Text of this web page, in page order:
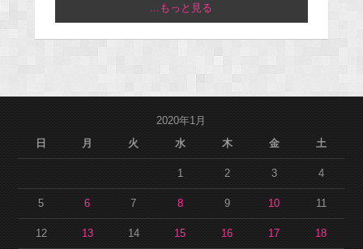
...もっと見る
2020年1月
日
月 火 水 木 金 土
1 2 3 4
5 6 7 8 9 10 11
12 13 14 15 16 17 18